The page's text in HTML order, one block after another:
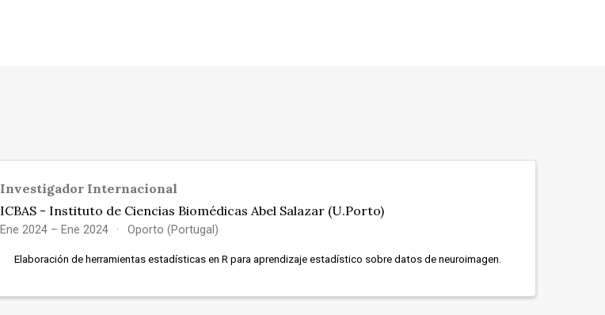
Investigador Internacional
ICBAS - Instituto de Ciencias Biomédicas Abel Salazar (U.Porto)
Ene 2024 – Ene 2024 Oporto (Portugal)
Elaboración de herramientas estadísticas en R para aprendizaje estadístico sobre datos de neuroimagen.